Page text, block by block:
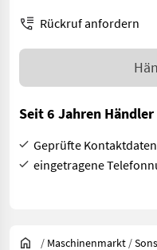
Rückruf anfordern
Seit 6 Jahren
Geprüfte Kontaktdaten
eingetragene
/ Maschinenmarkt /